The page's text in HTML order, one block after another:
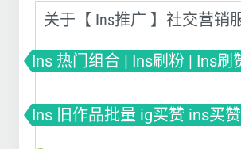
关于【 Ins推广 】社交营销
Ins 热门组合 | Ins刷粉 | Ins刷
Ins 旧作品批量 ig买赞 ins买赞